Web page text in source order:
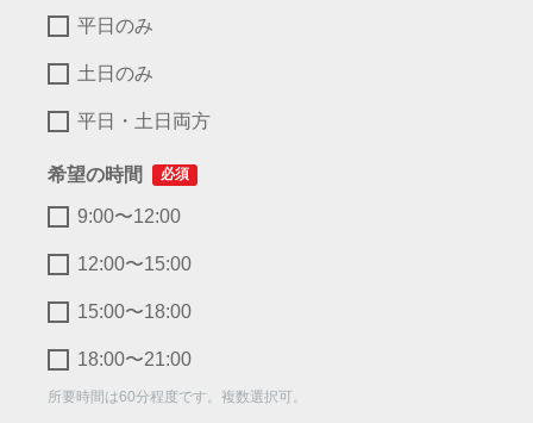
平日のみ
土日のみ
平日・土日両方
希望の時間 必須
9:00〜12:00
12:00〜15:00
15:00〜18:00
18:00〜21:00
所要時間は60分程度です。複数選択可。